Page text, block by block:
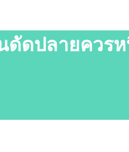
ดัดปลายควร